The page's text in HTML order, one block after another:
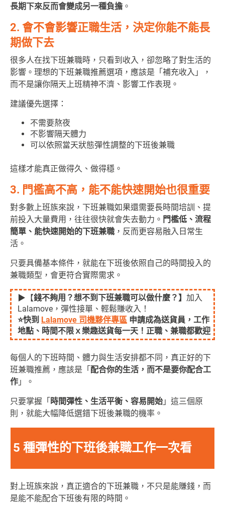
長期下來反而會變成另一種負擔 。
2. 會不會影響正職生活，決定你能不能長
期做下去
很多人在找下班兼職時，只看到收入，卻忽略了對生活的
影響。理想的下班兼職推薦選項，應該是「補充收入」，
而不是讓你隔天上班精神不濟、影響工作表現。
建議優先選擇：
不需要熬夜
不影響隔天體力
可以依照當天狀態彈性調整的下班後兼職
這樣才能真正做得久、做得穩。
3. 門檻高不高，能不能快速開始也很重要
對多數上班族來說，下班兼職如果還需要長時間培訓、提
前投入大量費用，往往很快就會失去動力。 門檻低、流程
簡單、能快速開始的下班兼職 ，反而更容易融入日常生
活。
只要具備基本條件，就能在下班後依照自己的時間投入的
兼職類型，會更符合實際需求。
▶【錢不夠用？想不到下班兼職可以做什麼？】 加入
Lalamove，彈性接單、輕鬆賺收入！
⭐快到 Lalamove 司機夥伴專區 申請成為送貨員，工作
地點、時間不限ｘ樂趣送貨每一天！正職、兼職都歡迎
每個人的下班時間、體力與生活安排都不同，真正好的下
班兼職推薦，應該是「 配合你的生活，而不是要你配合工
作 」。
只要掌握「 時間彈性、生活平衡、容易開始 」這三個原
則，就能大幅降低選錯下班後兼職的機率。
5 種彈性的下班後兼職工作一次看
對上班族來說，真正適合的下班兼職，不只是能賺錢，而
是能不能配合下班後有限的時間。